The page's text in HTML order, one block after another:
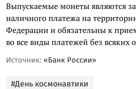
Выпускаемые монеты являются
наличного платежа на
Федерации и обязательны к
во все виды платежей без всяких
Источник: «Банк России»
#День космонавтики